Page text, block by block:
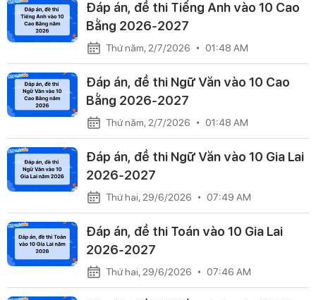
Đáp án, đề thi Tiếng Anh vào 10 Cao
Bằng 2026-2027
Thứ năm, 2/7/2026 01:48 AM
Đáp án, đề thi Ngữ Văn vào 10 Cao
Bằng 2026-2027
Thứ năm, 2/7/2026 01:48 AM
Đáp án, đề thi Ngữ Văn vào 10 Gia Lai
2026-2027
Thứ hai, 29/6/2026 07:49 AM
Đáp án, đề thi Toán vào 10 Gia Lai
2026-2027
Thứ hai, 29/6/2026 07:46 AM